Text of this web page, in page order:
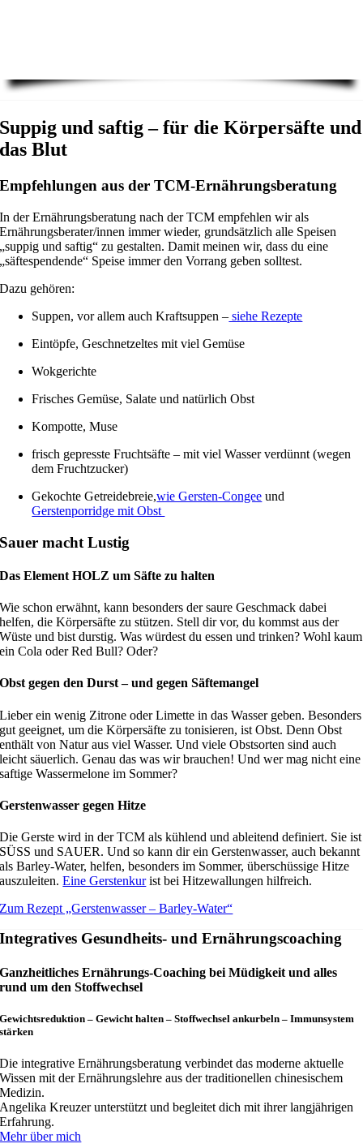
Suppig und saftig – für die Körpersäfte und
das Blut
Empfehlungen aus der TCM-Ernährungsberatung
In der Ernährungsberatung nach der TCM empfehlen wir als
Ernährungsberater/innen immer wieder, grundsätzlich alle Speisen
„suppig und saftig“ zu gestalten. Damit meinen wir, dass du eine
„säftespendende“ Speise immer den Vorrang geben solltest.
Dazu gehören:
Suppen, vor allem auch Kraftsuppen – siehe Rezepte
Eintöpfe, Geschnetzeltes mit viel Gemüse
Wokgerichte
Frisches Gemüse, Salate und natürlich Obst
Kompotte, Muse
frisch gepresste Fruchtsäfte – mit viel Wasser verdünnt (wegen
dem Fruchtzucker)
Gekochte Getreidebreie,wie Gersten-Congee und
Gerstenporridge mit Obst
Sauer macht Lustig
Das Element HOLZ um Säfte zu halten
Wie schon erwähnt, kann besonders der saure Geschmack dabei
helfen, die Körpersäfte zu stützen. Stell dir vor, du kommst aus der
Wüste und bist durstig. Was würdest du essen und trinken? Wohl kaum
ein Cola oder Red Bull? Oder?
Obst gegen den Durst – und gegen Säftemangel
Lieber ein wenig Zitrone oder Limette in das Wasser geben. Besonders
gut geeignet, um die Körpersäfte zu tonisieren, ist Obst. Denn Obst
enthält von Natur aus viel Wasser. Und viele Obstsorten sind auch
leicht säuerlich. Genau das was wir brauchen! Und wer mag nicht eine
saftige Wassermelone im Sommer?
Gerstenwasser gegen Hitze
Die Gerste wird in der TCM als kühlend und ableitend definiert. Sie ist
SÜSS und SAUER. Und so kann dir ein Gerstenwasser, auch bekannt
als Barley-Water, helfen, besonders im Sommer, überschüssige Hitze
auszuleiten.Eine Gerstenkurist bei Hitzewallungen hilfreich.
Zum Rezept „Gerstenwasser – Barley-Water“
Integratives Gesundheits- und Ernährungscoaching
Ganzheitliches Ernährungs-Coaching bei Müdigkeit und alles
rund um den Stoffwechsel
Gewichtsreduktion – Gewicht halten – Stoffwechsel ankurbeln – Immunsystem
stärken
Die integrative Ernährungsberatung verbindet das moderne aktuelle
Wissen mit der Ernährungslehre aus der traditionellen chinesischem
Medizin.
Angelika Kreuzer unterstützt und begleitet dich mit ihrer langjährigen
Erfahrung.
Mehr über mich